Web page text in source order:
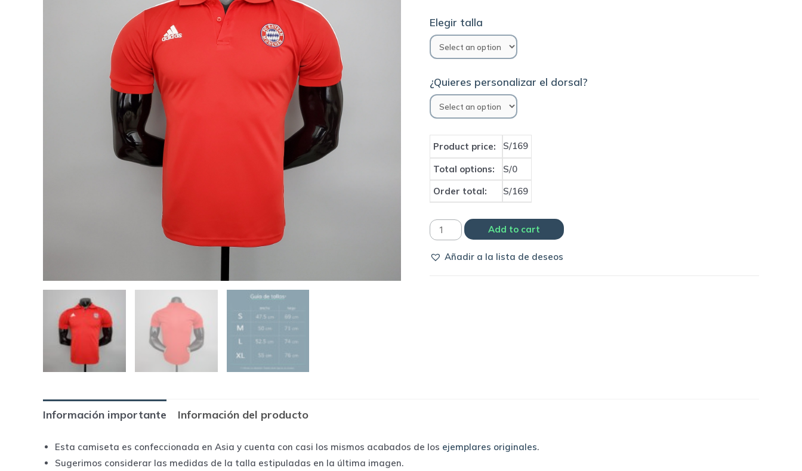
Elegir talla
¿Quieres personalizar el dorsal?
Product price: S/169
Total options:
S/0
Order total:
S/169
Camiseta
Munich
Add to cart
Añadir a la lista de deseos
Información importante Información del producto
Esta camiseta es confeccionada en Asia y cuenta con casi los mismos acabados de los ejemplares originales.
Sugerimos considerar las medidas de la talla estipuladas en la última imagen.